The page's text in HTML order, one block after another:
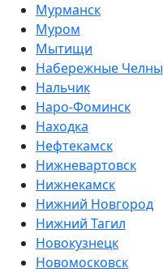
Мурманск
Муром
Мытищи
Набережные Челны
Нальчик
Наро-Фоминск
Находка
Нефтекамск
Нижневартовск
Нижнекамск
Нижний Новгород
Нижний Тагил
Новокузнецк
Новомосковск